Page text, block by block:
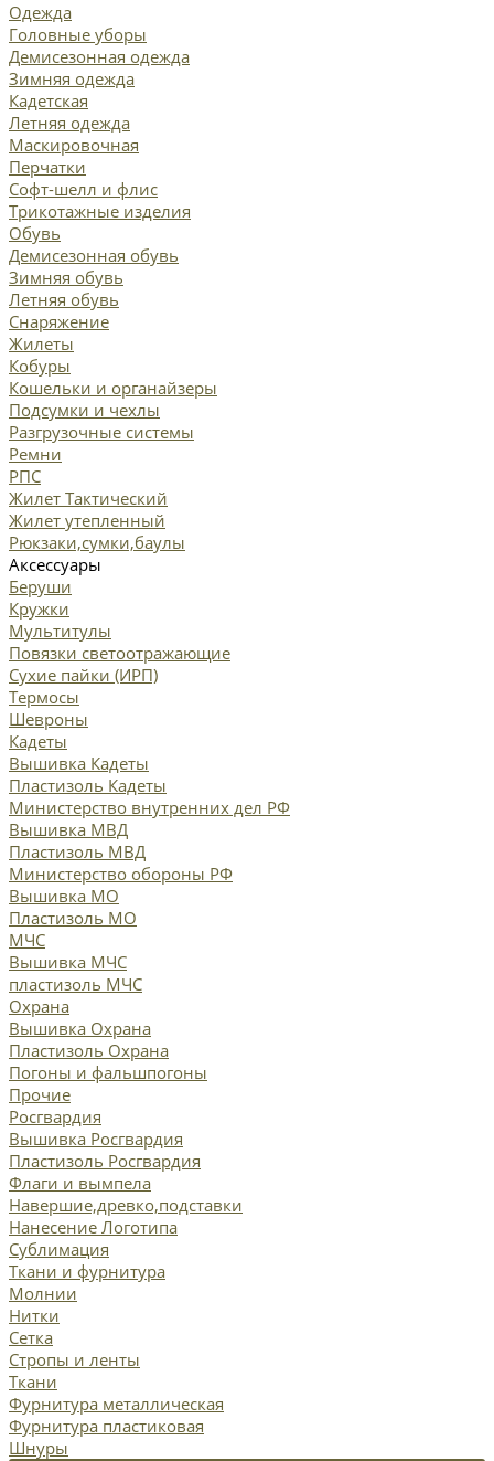
Одежда
Головные уборы
Демисезонная одежда
Зимняя одежда
Кадетская
Летняя одежда
Маскировочная
Перчатки
Софт-шелл и флис
Трикотажные изделия
Обувь
Демисезонная обувь
Зимняя обувь
Летняя обувь
Снаряжение
Жилеты
Кобуры
Кошельки и органайзеры
Подсумки и чехлы
Разгрузочные системы
Ремни
РПС
Жилет Тактический
Жилет утепленный
Рюкзаки,сумки,баулы
Аксессуары
Беруши
Кружки
Мультитулы
Повязки светоотражающие
Сухие пайки (ИРП)
Термосы
Шевроны
Кадеты
Вышивка Кадеты
Пластизоль Кадеты
Министерство внутренних дел РФ
Вышивка МВД
Пластизоль МВД
Министерство обороны РФ
Вышивка МО
Пластизоль МО
МЧС
Вышивка МЧС
пластизоль МЧС
Охрана
Вышивка Охрана
Пластизоль Охрана
Погоны и фальшпогоны
Прочие
Росгвардия
Вышивка Росгвардия
Пластизоль Росгвардия
Флаги и вымпела
Навершие,древко,подставки
Нанесение Логотипа
Сублимация
Ткани и фурнитура
Молнии
Нитки
Сетка
Стропы и ленты
Ткани
Фурнитура металлическая
Фурнитура пластиковая
Шнуры